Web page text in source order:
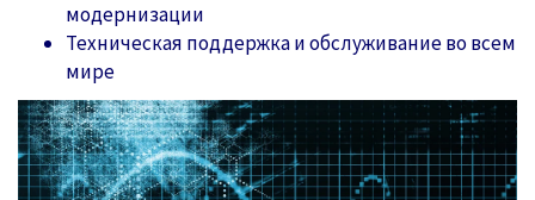
модернизации
Техническая поддержка и обслуживание во всем
мире